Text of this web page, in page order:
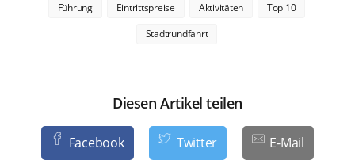
Führung
Eintrittspreise Aktivitäten
Top 10
Stadtrundfahrt
Diesen Artikel teilen
Facebook Twitter E-Mail